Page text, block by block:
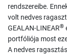
rendszereibe.
volt nedves
GEALAN-LINEAR®
portfóliója most
A nedves